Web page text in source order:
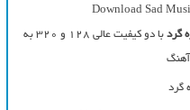
Download Sad
گرد با دو کیفیت عالی ۱۲۸ و ۳۲۰ به